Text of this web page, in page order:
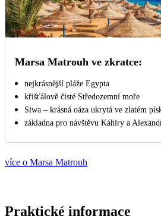
Marsa Matrouh ve zkratce:
nejkrásnější pláže Egypta
křišťálově čisté Středozemní moře
Siwa – krásná oáza ukrytá ve zlatém
základna pro návštěvu Káhiry a
více o Marsa Matrouh
Praktické informace